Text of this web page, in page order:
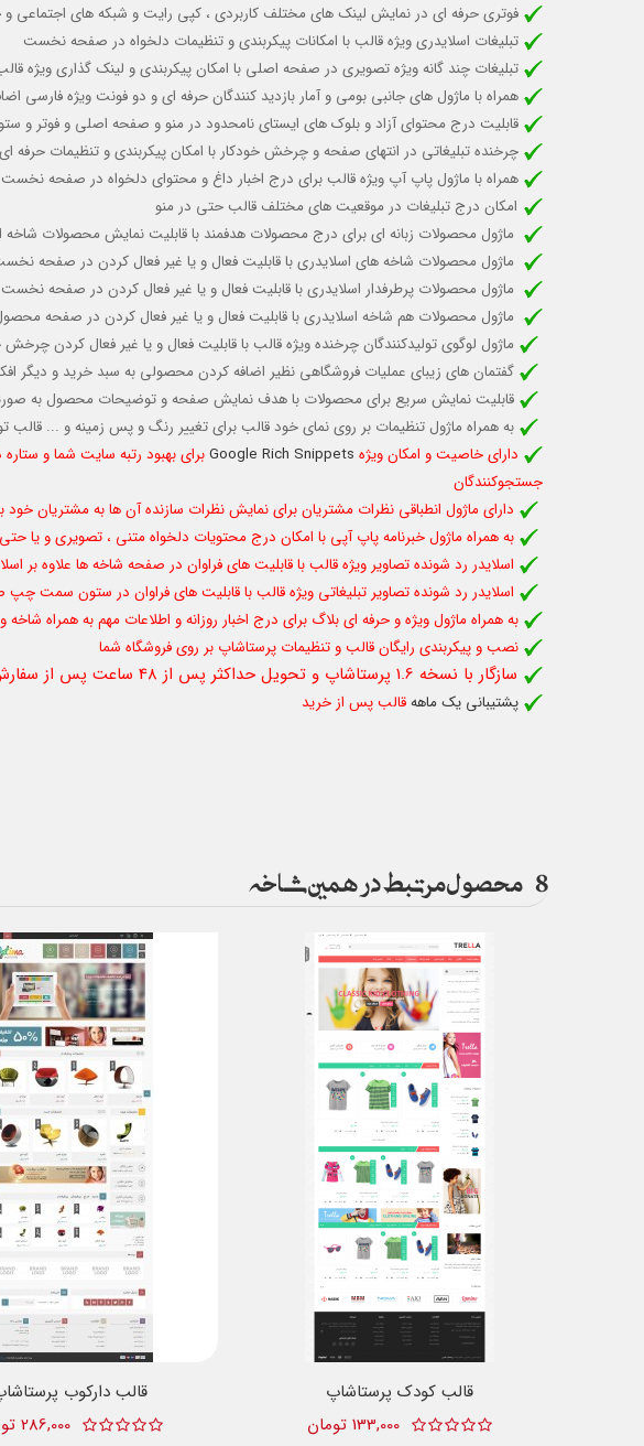
فوتری حرفه ای در نمایش لینک های مختلف کاربردی ، کپی رایت و شبکه های اجتماعی و
تبلیغات اسلایدری ویژه قالب با امکانات پیکربندی و تنظیمات دلخواه در صفحه نخست
تبلیغات چند گانه ویژه تصویری در صفحه اصلی با امکان پیکربندی و لینک گذاری ویژه
همراه با ماژول های جانبی بومی و آمار بازدید کنندگان حرفه ای و دو فونت ویژه فارسی
قابلیت درج محتوای آزاد و بلوک های ایستای نامحدود در منو و صفحه اصلی و فوتر و
چرخنده تبلیغاتی در انتهای صفحه و چرخش خودکار با امکان پیکربندی و تنظیمات حرفه ای
همراه با ماژول پاپ آپ ویژه قالب برای درج اخبار داغ و محتوای دلخواه در صفحه نخست
امکان درج تبلیغات در موقعیت های مختلف قالب حتی در منو
ماژول محصولات زبانه ای برای درج محصولات هدفمند با قابلیت نمایش محصولات
ماژول محصولات شاخه های اسلایدری با قابلیت فعال و یا غیر فعال کردن در صفحه
ماژول محصولات پرطرفدار اسلایدری با قابلیت فعال و یا غیر فعال کردن در صفحه نخست
ماژول محصولات هم شاخه اسلایدری با قابلیت فعال و یا غیر فعال کردن در صفحه
ماژول لوگوی تولیدکنندگان چرخنده ویژه قالب با قابلیت فعال و یا غیر فعال کردن چرخش
گفتمان های زیبای عملیات فروشگاهی نظیر اضافه کردن محصولی به سبد خرید و دیگر
قابلیت نمایش سریع برای محصولات با هدف نمایش صفحه و توضیحات محصول به
به همراه ماژول تنظیمات بر روی نمای خود قالب برای تغییر رنگ و پس زمینه و ...
دارای خاصیت و امکان ویژه Google Rich Snippetsبرای بهبود رتبه سایت شما و
جستجوکنندگان
دارای ماژول انطباقی نظرات مشتریان برای نمایش نظرات سازنده آن ها به مشتریان خود
به همراه ماژول خبرنامه پاپ آپی با امکان درج محتویات دلخواه متنی ، تصویری و یا
اسلایدر رد شونده تصاویر ویژه قالب با قابلیت های فراوان در صفحه شاخه ها علاوه
اسلایدر رد شونده تصاویر تبلیغاتی ویژه قالب با قابلیت های فراوان در ستون سمت
به همراه ماژول ویژه و حرفه ای بلاگ برای درج اخبار روزانه و اطلاعات مهم به همراه
نصب و پیکربندی رایگان قالب و تنظیمات پرستاشاپ بر روی فروشگاه شما
سازگار با نسخه 1.6 پرستاشاپ و تحویل حداکثر پس از 48 ساعت پس از سفارش
پشتیبانی یک ماههقالب پس از خرید
8 محصول مرتبط در همین شاخه
قالب دارکوب
286,000 تومان
قالب کودک پرستاشاپ
133,000 تومان